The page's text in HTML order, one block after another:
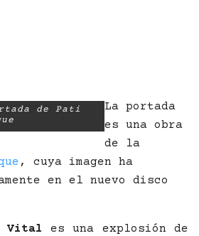
de Pati
La portada
es una obra
de la
, cuya imagen ha
en el nuevo disco
Vital es una explosión de